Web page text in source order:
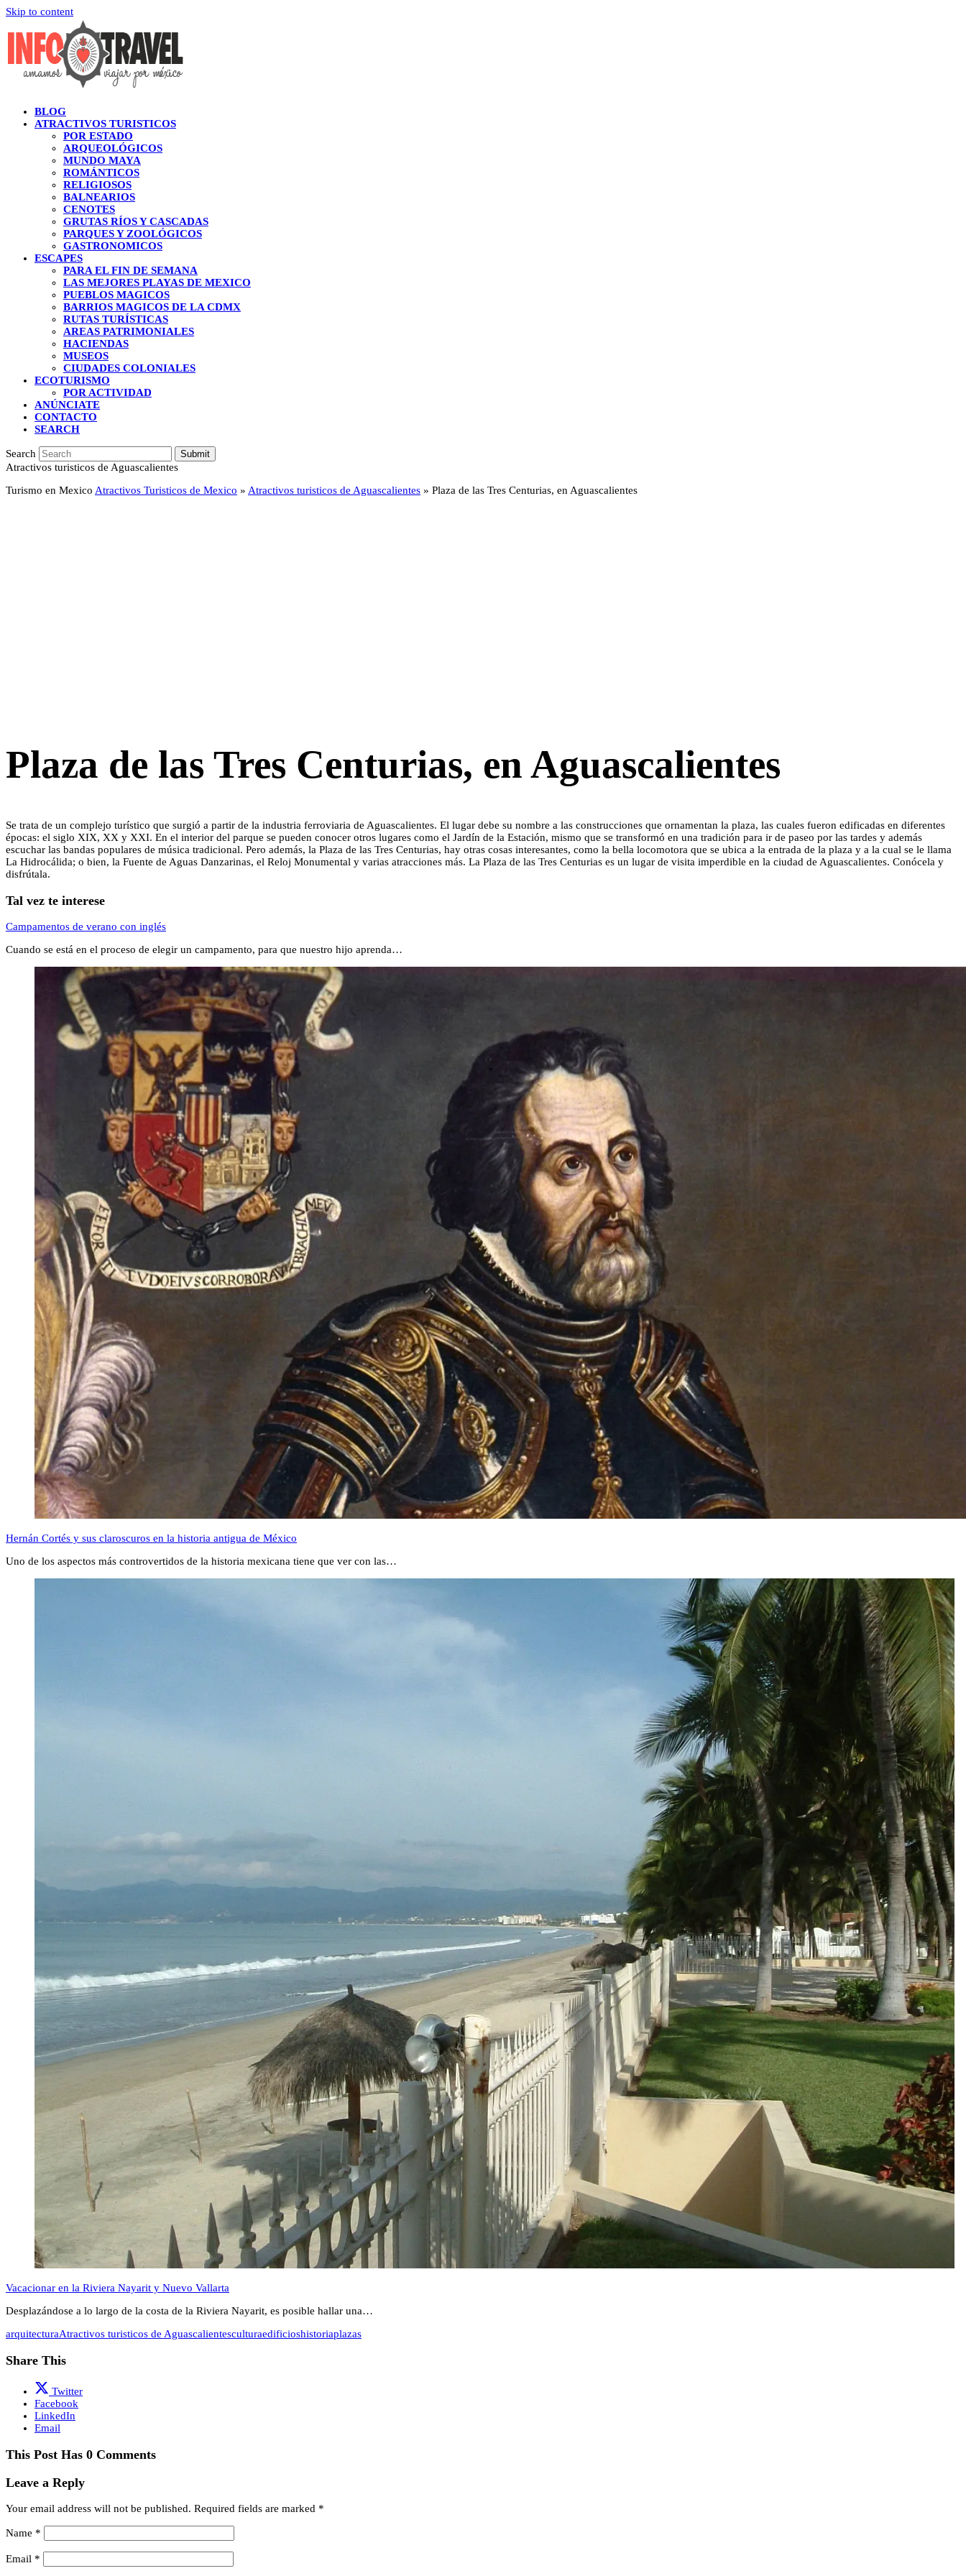
Skip to content
BLOG
ATRACTIVOS TURISTICOS
POR ESTADO
ARQUEOLÓGICOS
MUNDO MAYA
ROMÁNTICOS
RELIGIOSOS
BALNEARIOS
CENOTES
GRUTAS RÍOS Y CASCADAS
PARQUES Y ZOOLÓGICOS
GASTRONOMICOS
ESCAPES
PARA EL FIN DE SEMANA
LAS MEJORES PLAYAS DE MEXICO
PUEBLOS MAGICOS
BARRIOS MAGICOS DE LA CDMX
RUTAS TURÍSTICAS
AREAS PATRIMONIALES
HACIENDAS
MUSEOS
CIUDADES COLONIALES
ECOTURISMO
POR ACTIVIDAD
ANÚNCIATE
CONTACTO
SEARCH
Search Submit
Atractivos turisticos de Aguascalientes
Turismo en Mexico Atractivos Turisticos de Mexico » Atractivos turisticos de Aguascalientes » Plaza de las Tres Centurias, en Aguascalientes
Plaza de las Tres Centurias, en Aguascalientes
Se trata de un complejo turístico que surgió a partir de la industria ferroviaria de Aguascalientes. El lugar debe su nombre a las construcciones que ornamentan la plaza, las cuales fueron edificadas en diferentes
épocas: el siglo XIX, XX y XXI. En el interior del parque se pueden conocer otros lugares como el Jardín de la Estación, mismo que se transformó en una tradición para ir de paseo por las tardes y además
escuchar las bandas populares de música tradicional. Pero además, la Plaza de las Tres Centurias, hay otras cosas interesantes, como la bella locomotora que se ubica a la entrada de la plaza y a la cual se le llama
La Hidrocálida; o bien, la Fuente de Aguas Danzarinas, el Reloj Monumental y varias atracciones más. La Plaza de las Tres Centurias es un lugar de visita imperdible en la ciudad de Aguascalientes. Conócela y
disfrútala.
Tal vez te interese
Campamentos de verano con inglés
Cuando se está en el proceso de elegir un campamento, para que nuestro hijo aprenda…
Hernán Cortés y sus claroscuros en la historia antigua de México
Uno de los aspectos más controvertidos de la historia mexicana tiene que ver con las…
Vacacionar en la Riviera Nayarit y Nuevo Vallarta
Desplazándose a lo largo de la costa de la Riviera Nayarit, es posible hallar una…
arquitecturaAtractivos turisticos de Aguascalientesculturaedificioshistoriaplazas
Share This
Twitter
Facebook
LinkedIn
Email
This Post Has 0 Comments
Leave a Reply
Your email address will not be published. Required fields are marked *
Name *
Email *